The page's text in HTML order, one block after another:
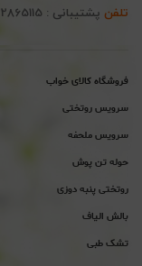
تلفن پشتیبانی : 02122865115
فروشگاه کالای خواب
سرویس روتختی
سرویس ملحفه
حوله تن پوش
روتختی پنبه دوزی
بالش الیاف
تشک طبی